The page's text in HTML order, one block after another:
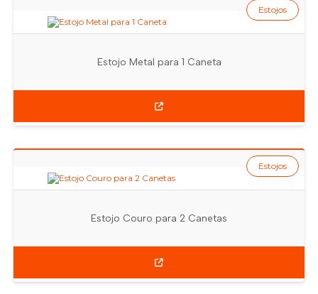
Estojo Metal para 1 Caneta
Estojos
Estojo Couro para 2 Canetas
Estojos